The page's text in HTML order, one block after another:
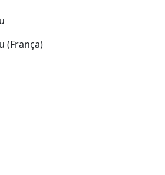
(França)